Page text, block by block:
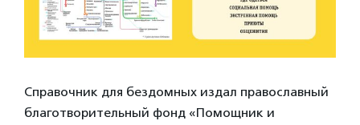
Справочник для бездомных издал православный
благотворительный фонд «Помощник и